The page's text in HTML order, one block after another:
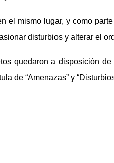
el mismo lugar, y como
disturbios y alterar el
quedaron a disposición
de “Amenazas” y